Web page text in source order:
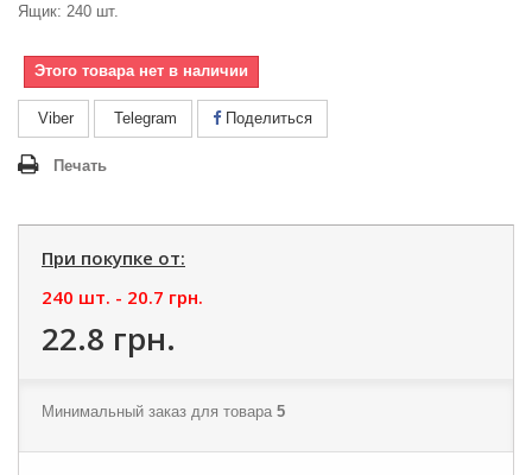
Ящик: 240 шт.
Этого товара нет в наличии
Viber Telegram Поделиться
Печать
При покупке от:
240 шт. - 20.7 грн.
22.8 грн.
Минимальный заказ для товара 5